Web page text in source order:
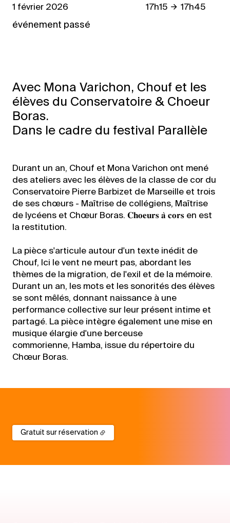
1 février 2026 17h15 17h45
événement passé
Avec Mona Varichon, Chouf et les
élèves du Conservatoire & Choeur
Boras.
Dans le cadre du festival Parallèle
Durant un an, Chouf et Mona Varichon ont mené
des ateliers avec les élèves de la classe de cor du
Conservatoire Pierre Barbizet de Marseille et trois
de ses chœurs - Maîtrise de collégiens, Maîtrise
de lycéens et Chœur Boras. 𝐂𝐡𝐨𝐞𝐮𝐫𝐬 𝐚̀ 𝐜𝐨𝐫𝐬 en est
la restitution.
La pièce s'articule autour d'un texte inédit de
Chouf, Ici le vent ne meurt pas, abordant les
thèmes de la migration, de l'exil et de la mémoire.
Durant un an, les mots et les sonorités des élèves
se sont mêlés, donnant naissance à une
performance collective sur leur présent intime et
partagé. La pièce intègre également une mise en
musique élargie d'une berceuse
commorienne, Hamba, issue du répertoire du
Chœur Boras.
Gratuit sur réservation